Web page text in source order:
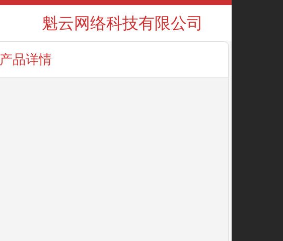
魁云网络科技有限公司
产品详情